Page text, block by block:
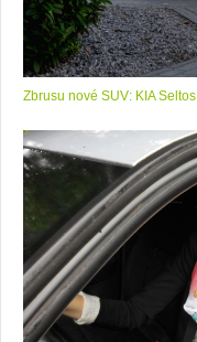
Zbrusu nové SUV: KIA Seltos